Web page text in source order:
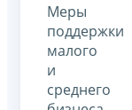
Меры
поддержки
малого
и
среднего